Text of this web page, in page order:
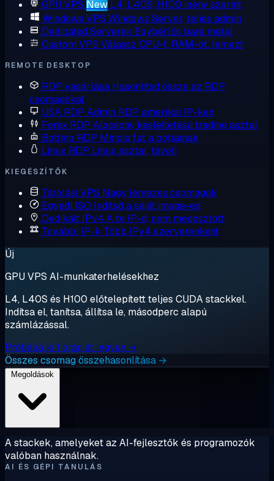
GPU VPS New L4, L40S, H100 igény szerint
Windows VPS Windows Server, teljes admin
Dedicated Serverek Egybérlős bare metal
Custom VPS Válassz CPU-t, RAM-ot, lemezt
REMOTE DESKTOP
RDP vásárlása Hasonlítsd össze az RDP
csomagokat
USA RDP Admin RDP amerikai IP-ken
Forex RDP Alacsony késleltetésű trading asztal
Botting RDP Mindig fut a botjainak
Linux RDP Linux asztal, távoli
KIEGÉSZÍTŐK
Tárolási VPS Nagy lemezes csomagok
Egyedi ISO Indítsd a saját image-ed
Dedikált IPv4 A te IP-d, nem megosztott
További IP-k Több IPv4 szerverenként
Új
GPU VPS AI-munkaterhelésekhez
L4, L40S és H100 előtelepített teljes CUDA stackkel.
Indítsa el, tanítsa, állítsa le, másodperc alapú
számlázással.
Próbálja ki 1 órán át ingyen →
Összes csomag összehasonlítása →
A stackek, amelyeket az AI-fejlesztők és programozók
valóban használnak.
AI ÉS GÉPI TANULÁS